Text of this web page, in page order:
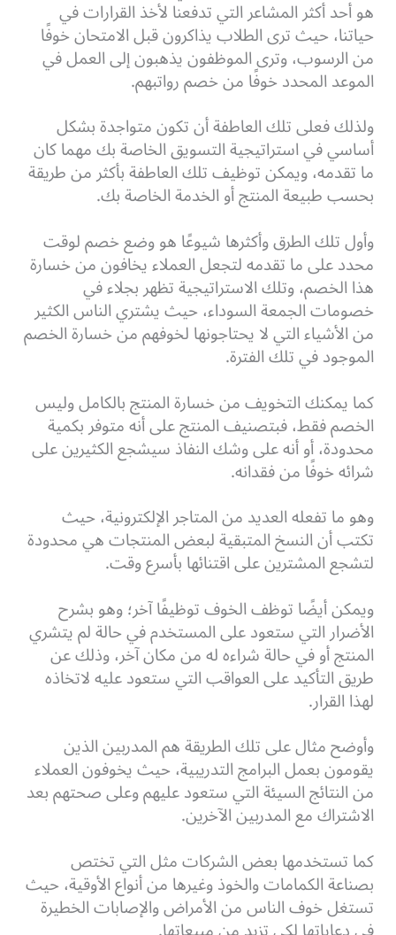
هو أحد أكثر المشاعر التي تدفعنا لأخذ القرارات في
حياتنا، حيث ترى الطلاب يذاكرون قبل الامتحان خوفًا
من الرسوب، وترى الموظفون يذهبون إلى العمل في
الموعد المحدد خوفًا من خصم رواتبهم.
ولذلك فعلى تلك العاطفة أن تكون متواجدة بشكل
أساسي في استراتيجية التسويق الخاصة بك مهما كان
ما تقدمه، ويمكن توظيف تلك العاطفة بأكثر من طريقة
بحسب طبيعة المنتج أو الخدمة الخاصة بك.
وأول تلك الطرق وأكثرها شيوعًا هو وضع خصم لوقت
محدد على ما تقدمه لتجعل العملاء يخافون من خسارة
هذا الخصم، وتلك الاستراتيجية تظهر بجلاء في
خصومات الجمعة السوداء، حيث يشتري الناس الكثير
من الأشياء التي لا يحتاجونها لخوفهم من خسارة الخصم
الموجود في تلك الفترة.
كما يمكنك التخويف من خسارة المنتج بالكامل وليس
الخصم فقط، فبتصنيف المنتج على أنه متوفر بكمية
محدودة، أو أنه على وشك النفاذ سيشجع الكثيرين على
شرائه خوفًا من فقدانه.
وهو ما تفعله العديد من المتاجر الإلكترونية، حيث
تكتب أن النسخ المتبقية لبعض المنتجات هي محدودة
لتشجع المشترين على اقتنائها بأسرع وقت.
ويمكن أيضًا توظف الخوف توظيفًا آخر؛ وهو بشرح
الأضرار التي ستعود على المستخدم في حالة لم يتشري
المنتج أو في حالة شراءه له من مكان آخر، وذلك عن
طريق التأكيد على العواقب التي ستعود عليه لاتخاذه
لهذا القرار.
وأوضح مثال على تلك الطريقة هم المدربين الذين
يقومون بعمل البرامج التدريبية، حيث يخوفون العملاء
من النتائج السيئة التي ستعود عليهم وعلى صحتهم بعد
الاشتراك مع المدربين الآخرين.
كما تستخدمها بعض الشركات مثل التي تختص
بصناعة الكمامات والخوذ وغيرها من أنواع الأوقية، حيث
تستغل خوف الناس من الأمراض والإصابات الخطيرة